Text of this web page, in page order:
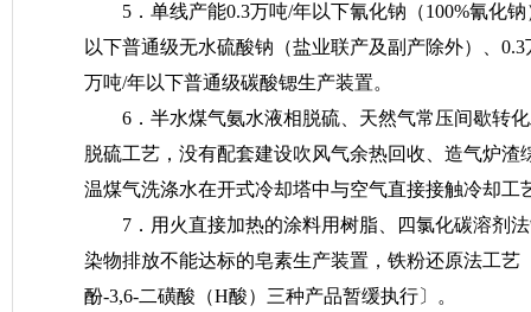
5．单线产能0.3万吨/年以下氰化钠（100%氰化
以下普通级无水硫酸钠（盐业联产及副产除外）、
万吨/年以下普通级碳酸锶生产装置。
6．半水煤气氨水液相脱硫、天然气常压间歇转
脱硫工艺，没有配套建设吹风气余热回收、造气炉
温煤气洗涤水在开式冷却塔中与空气直接接触冷却工
7．用火直接加热的涂料用树脂、四氯化碳溶剂
染物排放不能达标的皂素生产装置，铁粉还原法工艺
酚-3,6-二磺酸（H酸）三种产品暂缓执行〕。